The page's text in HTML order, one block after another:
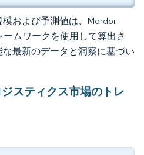
および予測値は、Mordor
ムワークを使用して算出さ
最新のデータと洞察に基づい
スティクス市場のトレ